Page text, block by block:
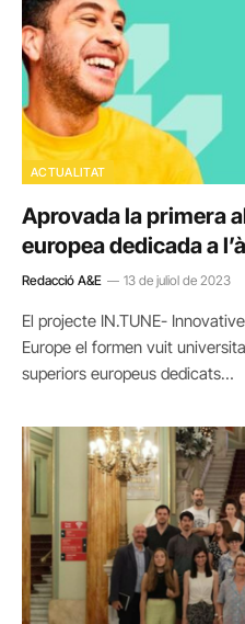
ACTUALITAT
Aprovada la primera
europea dedicada a
Redacció A&E 13 de juliol de 2023
El projecte IN.TUNE-
Europe el formen vuit
superiors europeus dedicats…